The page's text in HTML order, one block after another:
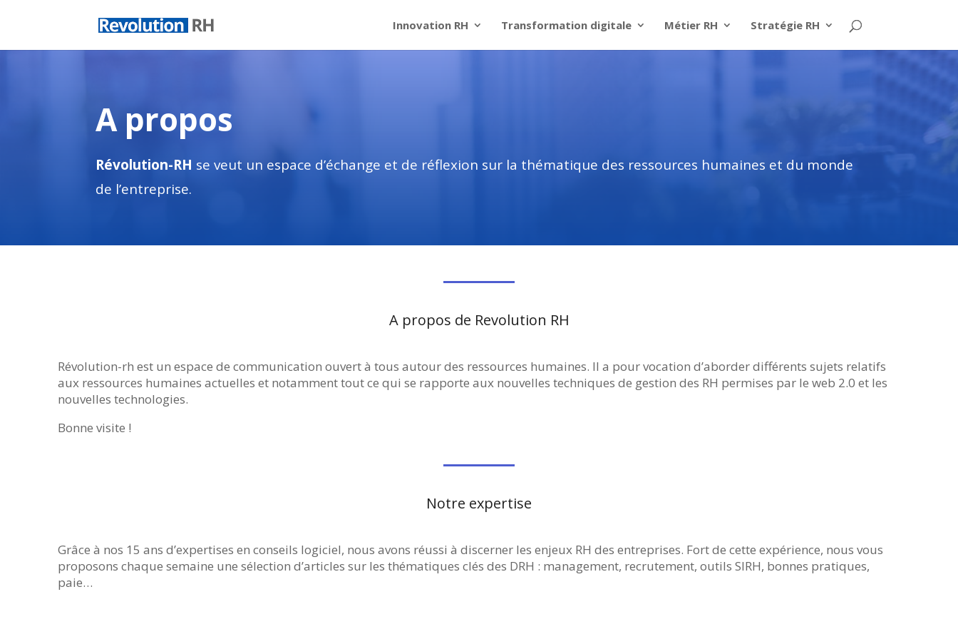
Innovation RH Transformation digitale Métier RH Stratégie RH
A propos
Révolution-RH se veut un espace d’échange et de réflexion sur la thématique des ressources humaines et du monde
de l’entreprise.
A propos de Revolution RH
Révolution-rh est un espace de communication ouvert à tous autour des ressources humaines. Il a pour vocation d’aborder différents sujets relatifs
aux ressources humaines actuelles et notamment tout ce qui se rapporte aux nouvelles techniques de gestion des RH permises par le web 2.0 et les
nouvelles technologies.
Bonne visite !
Notre expertise
Grâce à nos 15 ans d’expertises en conseils logiciel, nous avons réussi à discerner les enjeux RH des entreprises. Fort de cette expérience, nous vous
proposons chaque semaine une sélection d’articles sur les thématiques clés des DRH : management, recrutement, outils SIRH, bonnes pratiques,
paie…